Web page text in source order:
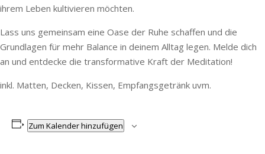
ihrem Leben kultivieren möchten.
Lass uns gemeinsam eine Oase der Ruhe schaffen und die
Grundlagen für mehr Balance in deinem Alltag legen. Melde dich
an und entdecke die transformative Kraft der Meditation!
inkl. Matten, Decken, Kissen, Empfangsgetränk uvm.
Zum Kalender hinzufügen